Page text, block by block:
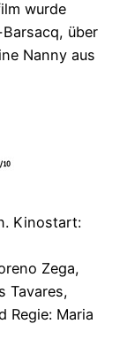
wurde
über
Nanny aus
Kinostart:
Zega,
Tavares,
Regie: Maria